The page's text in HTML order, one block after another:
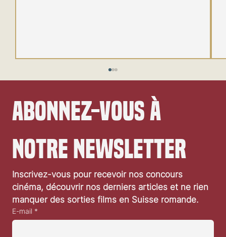
Sorties cinéma de la semaine du 5 février 2025
Abonnez-vous à
notre newsletter
Inscrivez-vous pour recevoir nos concours
cinéma, découvrir nos derniers articles et ne rien
manquer des sorties films en Suisse romande.
E-mail *